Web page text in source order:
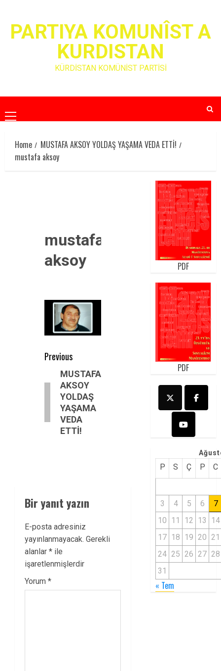
contentPARTIYA KOMUNÎST A
KURDISTAN
KÜRDİSTAN KOMÜNİST PARTİSİ
Primary
Menu
Home
MUSTAFA AKSOY YOLDAŞ YAŞAMA VEDA ETTİ!
mustafa aksoy
mustafa
aksoy
Post
navigation
Previous
Previous
post:
MUSTAFA
AKSOY
YOLDAŞ
YAŞAMA
VEDA
ETTİ!
Bir yanıt yazın
E-posta adresiniz
yayınlanmayacak. Gerekli
alanlar * ile
işaretlenmişlerdir
Yorum *
PDF
PDF
P S Ç P C
3 4 5 6
7
10 11 12 13
14
17 18 19 20 21
24 25 26 27 28
31
« Tem